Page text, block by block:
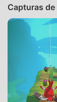
Capturas